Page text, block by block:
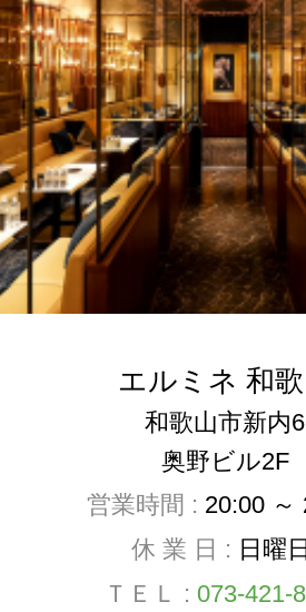
エルミネ 和
和歌山市新内6
奥野ビル2F
営業時間 : 20:00 ～
休 業 日 : 日曜
ＴＥＬ : 073-421-